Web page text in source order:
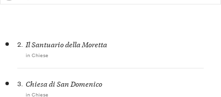
2. Il Santuario della Moretta
in Chiese
3. Chiesa di San Domenico
in Chiese